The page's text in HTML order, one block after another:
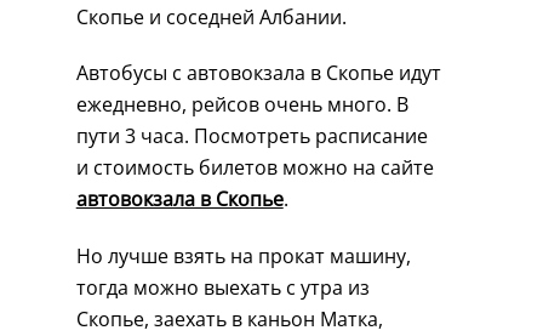
Скопье и соседней Албании.
Автобусы с автовокзала в Скопье идут
ежедневно, рейсов очень много. В
пути 3 часа. Посмотреть расписание
и стоимость билетов можно на сайте
автовокзала в Скопье.
Но лучше взять на прокат машину,
тогда можно выехать с утра из
Скопье, заехать в каньон Матка,